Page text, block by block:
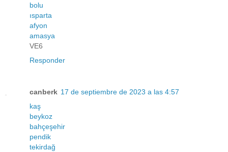
bolu
ısparta
afyon
amasya
VE6
Responder
canberk 17 de septiembre de 2023 a las 4:57
kaş
beykoz
bahçeşehir
pendik
tekirdağ